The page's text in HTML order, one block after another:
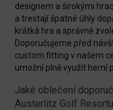
designem a širokými
a trestají špatné úhly
krátká hra a správně
Doporučujeme před
custom fitting v našem
umožní plně využít herní
Jaké oblečení
Austerlitz Golf